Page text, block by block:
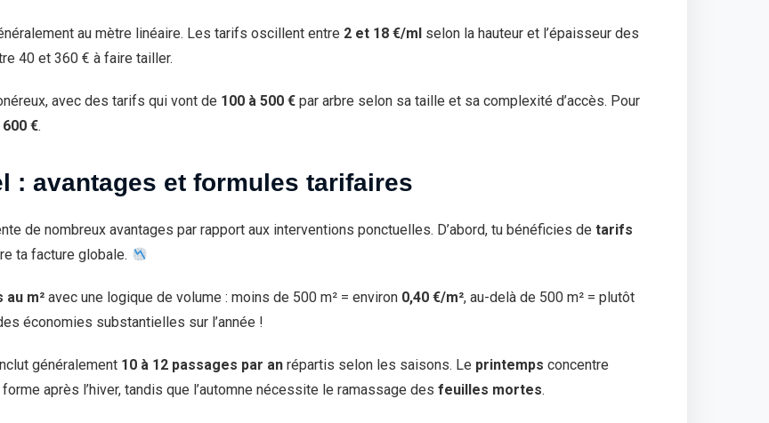
au mètre linéaire. Les tarifs oscillent entre 2 et 18 €/ml selon la hauteur et l’épaisseur des
40 et 360 € à faire tailler.
avec des tarifs qui vont de 100 à 500 € par arbre selon sa taille et sa complexité d’accès. Pour
€.
: avantages et formules tarifaires
de nombreux avantages par rapport aux interventions ponctuelles. D’abord, tu bénéficies de tarifs
ta facture globale.
m² avec une logique de volume : moins de 500 m² = environ 0,40 €/m², au-delà de 500 m² = plutôt
économies substantielles sur l’année !
généralement 10 à 12 passages par an répartis selon les saisons. Le printemps concentre
après l’hiver, tandis que l’automne nécessite le ramassage des feuilles mortes.